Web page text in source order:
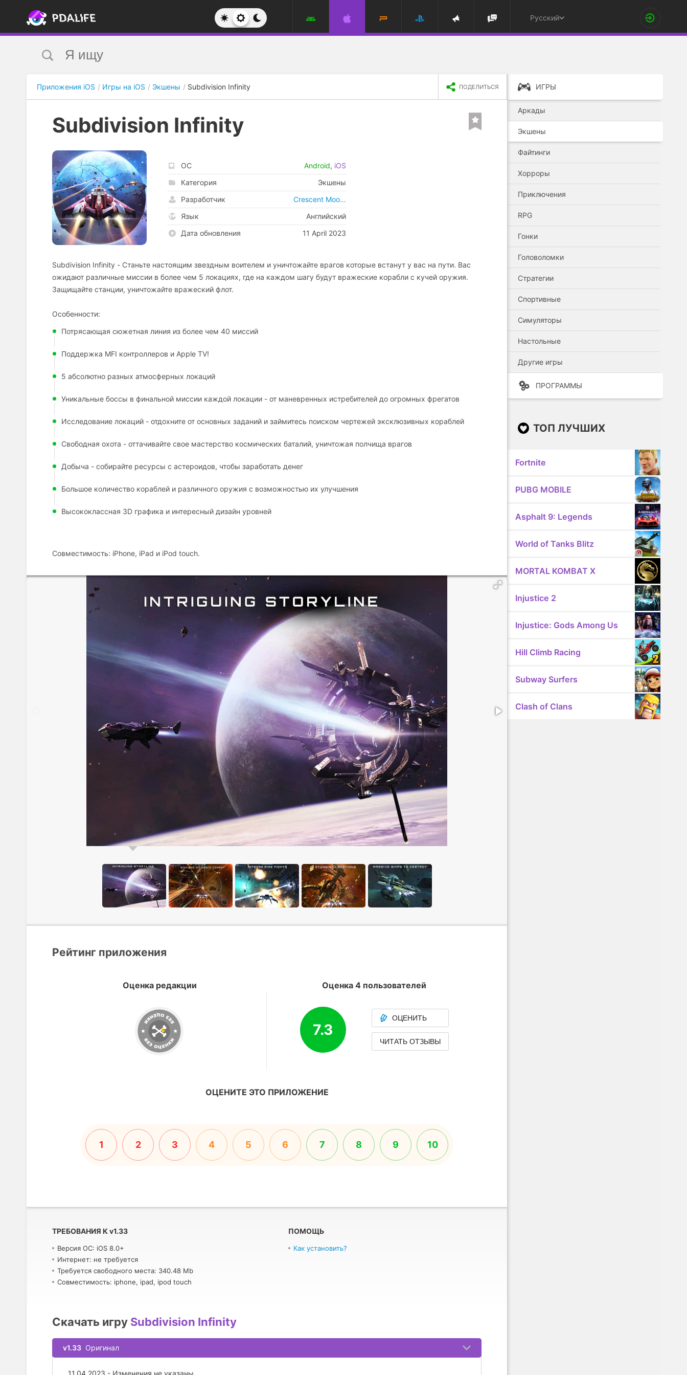
Русский
Приложения iOS Игры на iOS Экшены Subdivision Infinity ПОДЕЛИТЬСЯ
Subdivision Infinity
ОС Android, iOS
Категория
Экшены
Разработчик
Crescent Moo...
Язык
Английский
Дата обновления
11 April 2023
Subdivision Infinity - Станьте настоящим звездным воителем и уничтожайте врагов которые встанут у вас на пути. Вас
ожидают различные миссии в более чем 5 локациях, где на каждом шагу будут вражеские корабли с кучей оружия.
Защищайте станции, уничтожайте вражеский флот.
Особенности:
Потрясающая сюжетная линия из более чем 40 миссий
Поддержка MFI контроллеров и Apple TV!
5 абсолютно разных атмосферных локаций
Уникальные боссы в финальной миссии каждой локации - от маневренных истребителей до огромных фрегатов
Исследование локаций - отдохните от основных заданий и займитесь поиском чертежей эксклюзивных кораблей
Свободная охота - оттачивайте свое мастерство космических баталий, уничтожая полчища врагов
Добыча - собирайте ресурсы с астероидов, чтобы заработать денег
Большое количество кораблей и различного оружия с возможностью их улучшения
Высококлассная 3D графика и интересный дизайн уровней
Совместимость: iPhone, iPad и iPod touch.
Рейтинг приложения
Оценка редакции Оценка 4 пользователей
7.3
ОЦЕНИТЬ
ЧИТАТЬ ОТЗЫВЫ
ОЦЕНИТЕ ЭТО ПРИЛОЖЕНИЕ
1 2 3 4 5 6 7 8 9 10
ТРЕБОВАНИЯ К v1.33
Версия ОС: iOS 8.0+
Интернет: не требуется
Требуется свободного места: 340.48 Mb
Совместимость: iphone, ipad, ipod touch
ПОМОЩЬ
Как установить?
Скачать игру Subdivision Infinity
v1.33 Оригинал
11.04.2023 - Изменения не указаны.
ИГРЫ
Аркады
Экшены
Файтинги
Хорроры
Приключения
RPG
Гонки
Головоломки
Стратегии
Спортивные
Симуляторы
Настольные
Другие игры
ПРОГРАММЫ
ТОП ЛУЧШИХ
Fortnite
PUBG MOBILE
Asphalt 9: Legends
World of Tanks Blitz
MORTAL KOMBAT X
Injustice 2
Injustice: Gods Among Us
Hill Climb Racing
Subway Surfers
Clash of Clans